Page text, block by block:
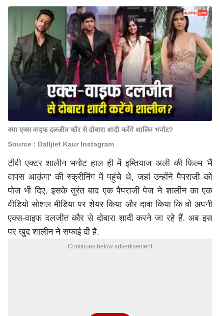
क्या एक्स वाइफ दलजीत कौर से दोबारा शादी करेंगे शालिन भनोट?
Source : Dalljiet Kaur Instagram
टीवी एक्टर शालीन भनोट हाल ही में इम्तियाज अली की फिल्म 'मैं
वापस आऊंगा' की स्क्रीनिंग में पहुंचे थे, जहां उन्होंने पैपराजी को
पोज भी दिए. इसके तुरंत बाद एक पैपराजी पेज ने शालीन का एक
वीडियो सोशल मीडिया पर शेयर किया और दावा किया कि वो अपनी
एक्स-वाइफ दलजीत कौर से दोबारा शादी करने जा रहे हैं. अब इस
पर खुद शालीन ने सफाई दी है.
Continues below advertisement